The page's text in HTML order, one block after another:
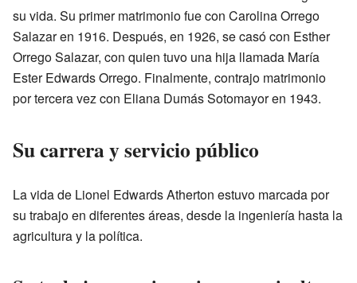
su vida. Su primer matrimonio fue con Carolina Orrego
Salazar en 1916. Después, en 1926, se casó con Esther
Orrego Salazar, con quien tuvo una hija llamada María
Ester Edwards Orrego. Finalmente, contrajo matrimonio
por tercera vez con Eliana Dumás Sotomayor en 1943.
Su carrera y servicio público
La vida de Lionel Edwards Atherton estuvo marcada por
su trabajo en diferentes áreas, desde la ingeniería hasta la
agricultura y la política.